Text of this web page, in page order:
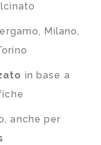
Milano,
in base a
anche per